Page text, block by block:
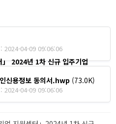
2024년 1차 신규 입주기업
2024-04-09 09:06:06
신용정보 동의서.hwp (73.0K)
2024-04-09 09:06:06